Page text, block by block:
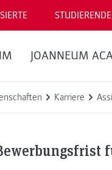
STUDIERENDE
JOANNEUM
Karriere